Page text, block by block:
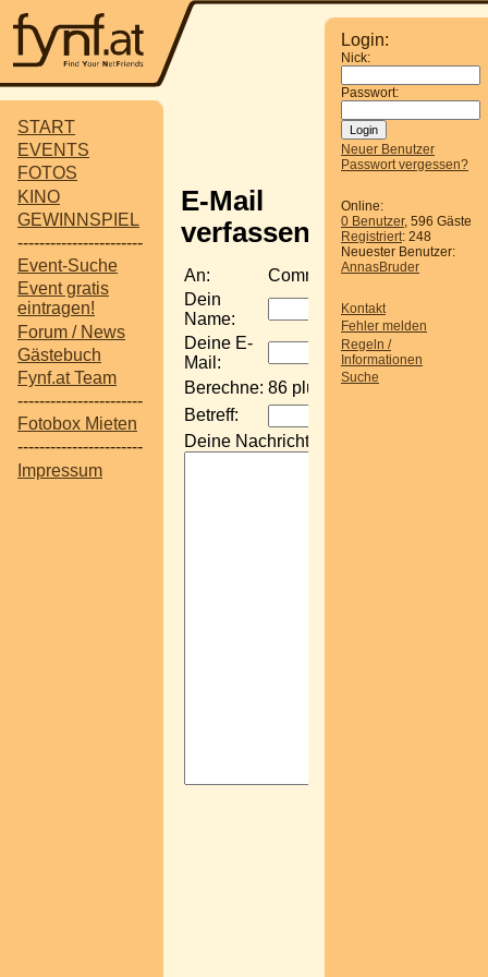
START
EVENTS
FOTOS
KINO
GEWINNSPIEL
-----------------------
Event-Suche
Event gratis
eintragen!
Forum / News
Gästebuch
Fynf.at Team
-----------------------
Fotobox Mieten
-----------------------
Impressum
Login:
Nick:
Passwort:
Neuer Benutzer
Passwort vergessen?
Online:
0 Benutzer, 596 Gäste
Registriert: 248
Neuester Benutzer:
AnnasBruder
Kontakt
Fehler melden
Regeln /
Informationen
Suche
E-Mail
verfassen
An:
Community-Administratoren
Dein
Name:
Deine E-
Mail:
Berechne: 86 plus 8 ergibt
Betreff:
Deine Nachricht: